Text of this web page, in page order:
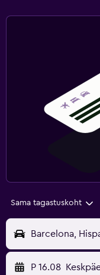
Sama tagastuskoht
Barcelona,
P 16.08